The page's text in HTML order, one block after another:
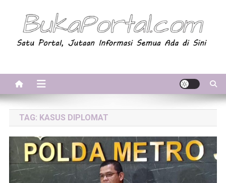
content
TAG: KASUS DIPLOMAT